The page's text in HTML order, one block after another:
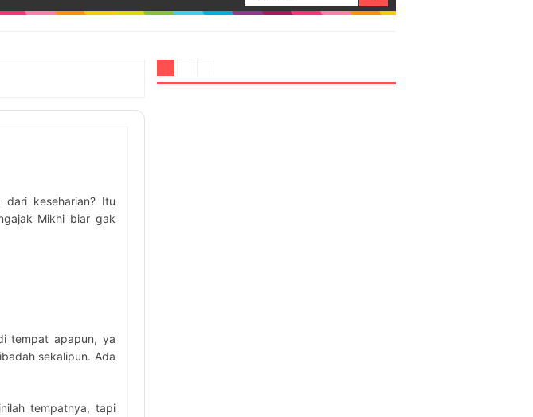
keseharian? Itu
Mikhi biar gak
tempat apapun, ya
sekalipun. Ada
tempatnya, tapi